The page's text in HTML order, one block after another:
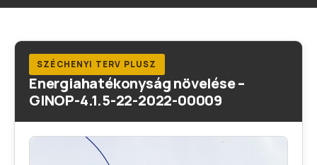
SZÉCHENYI TERV PLUSZ
Energiahatékonyság növelése –
GINOP-4.1.5-22-2022-00009